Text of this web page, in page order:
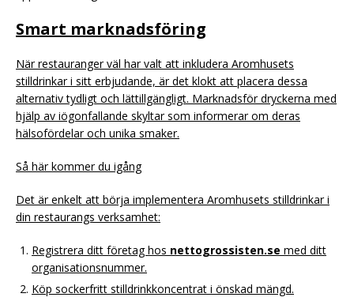
Smart marknadsföring
När restauranger väl har valt att inkludera Aromhusets
stilldrinkar i sitt erbjudande, är det klokt att placera dessa
alternativ tydligt och lättillgängligt. Marknadsför dryckerna med
hjälp av iögonfallande skyltar som informerar om deras
hälsofördelar och unika smaker.
Så här kommer du igång
Det är enkelt att börja implementera Aromhusets stilldrinkar i
din restaurangs verksamhet:
Registrera ditt företag hos nettogrossisten.se med ditt
organisationsnummer.
Köp sockerfritt stilldrinkkoncentrat i önskad mängd.